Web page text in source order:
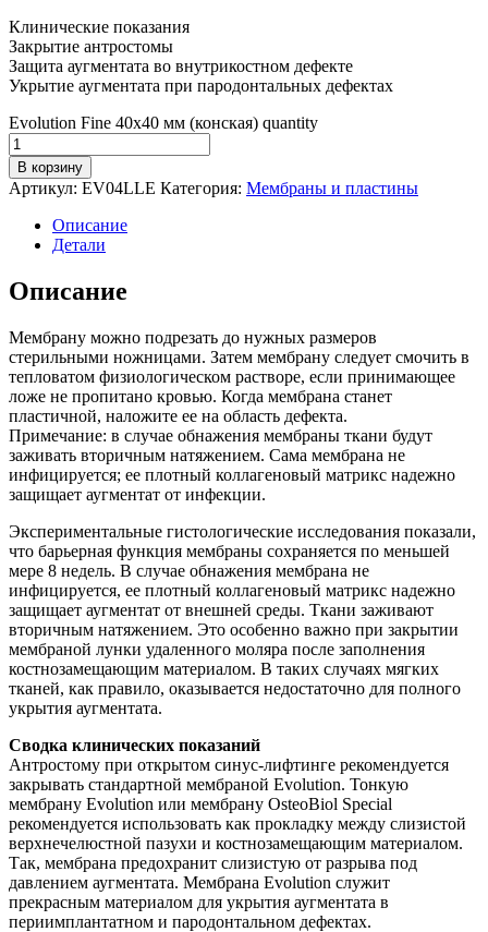
Клинические показания
Закрытие антростомы
Защита аугментата во внутрикостном дефекте
Укрытие аугментата при пародонтальных дефектах
Evolution Fine 40x40 мм (конская) quantity
В корзину
Артикул: EV04LLE Категория: Мембраны и пластины
Описание
Детали
Описание
Мембрану можно подрезать до нужных размеров
стерильными ножницами. Затем мембрану следует смочить в
тепловатом физиологическом растворе, если принимающее
ложе не пропитано кровью. Когда мембрана станет
пластичной, наложите ее на область дефекта.
Примечание: в случае обнажения мембраны ткани будут
заживать вторичным натяжением. Сама мембрана не
инфицируется; ее плотный коллагеновый матрикс надежно
защищает аугментат от инфекции.
Экспериментальные гистологические исследования показали,
что барьерная функция мембраны сохраняется по меньшей
мере 8 недель. В случае обнажения мембрана не
инфицируется, ее плотный коллагеновый матрикс надежно
защищает аугментат от внешней среды. Ткани заживают
вторичным натяжением. Это особенно важно при закрытии
мембраной лунки удаленного моляра после заполнения
костнозамещающим материалом. В таких случаях мягких
тканей, как правило, оказывается недостаточно для полного
укрытия аугментата.
Сводка клинических показаний
Антростому при открытом синус-лифтинге рекомендуется
закрывать стандартной мембраной Evolution. Тонкую
мембрану Evolution или мембрану OsteoBiol Special
рекомендуется использовать как прокладку между слизистой
верхнечелюстной пазухи и костнозамещающим материалом.
Так, мембрана предохранит слизистую от разрыва под
давлением аугментата. Мембрана Evolution служит
прекрасным материалом для укрытия аугментата в
периимплантатном и пародонтальном дефектах.